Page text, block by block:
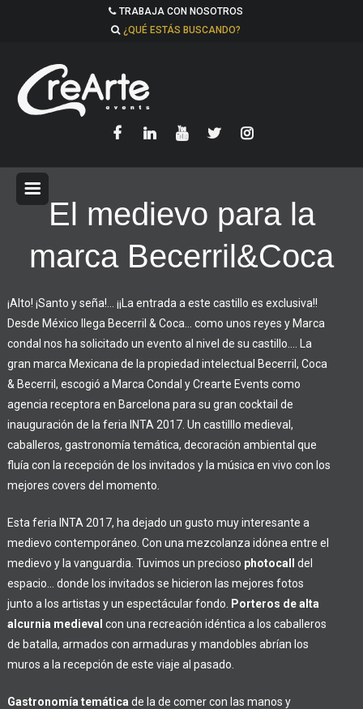
TRABAJA CON NOSOTROS
¿QUÉ ESTÁS BUSCANDO?
El medievo para la
marca Becerril&Coca
¡Alto! ¡Santo y seña!… ¡¡La entrada a este castillo es exclusiva!!
Desde México llega Becerril & Coca… como unos reyes y Marca
condal nos ha solicitado un evento al nivel de su castillo….
La
gran marca Mexicana de la propiedad intelectual Becerril, Coca
& Becerril, escogió a Marca Condal y Crearte Events como
agencia receptora en Barcelona para su gran cocktail de
inauguración de la feria INTA 2017. Un castilllo medieval,
caballeros, gastronomía temática, decoración ambiental que
fluía con la recepción de los invitados y la música en vivo con los
mejores covers del momento.
Esta feria INTA 2017, ha dejado un gusto muy interesante a
medievo contemporáneo. Con una mezcolanza idónea entre el
medievo y la vanguardia. Tuvimos un precioso photocall
del
espacio… donde los invitados se hicieron las mejores fotos
junto a los artistas y un espectácular fondo.
Porteros de alta
alcurnia medieval con una recreación idéntica a los caballeros
de batalla, armados con armaduras y mandobles abrían los
muros a la recepción de este viaje al pasado.
Gastronomía temática de la de comer con las manos y